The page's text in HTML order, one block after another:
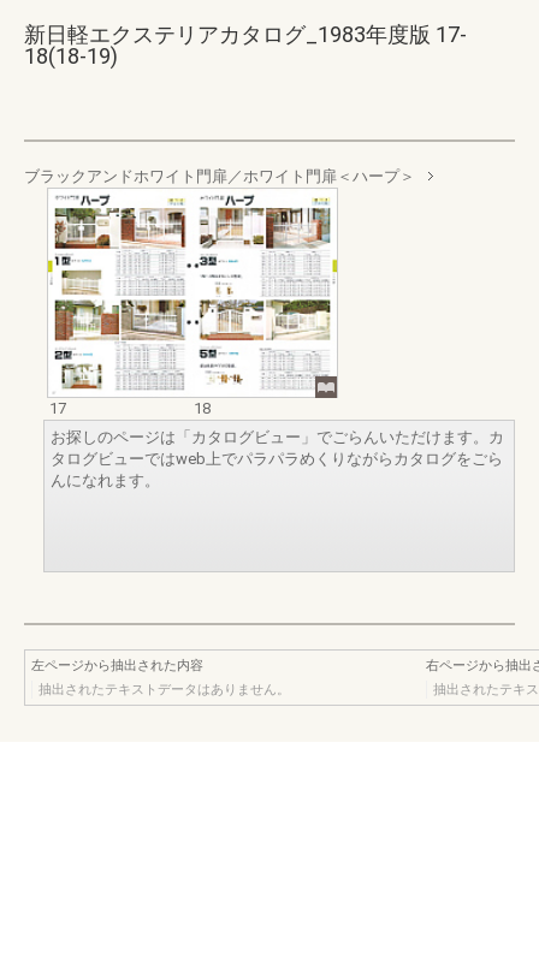
新日軽エクステリアカタログ_1983年度版 17-
18(18-19)
ブラックアンドホワイト門扉／ホワイト門扉＜ハープ＞
17
18
お探しのページは「カタログビュー」でごらんいただけます。カ
タログビューではweb上でパラパラめくりながらカタログをごら
んになれます。
左ページから抽出された内容
抽出されたテキストデータはありません。
右ページから抽出
抽出されたテキ